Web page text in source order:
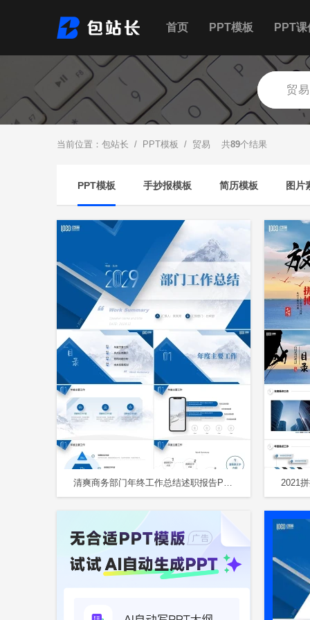
首页 PPT模板 PPT课
当前位置： 包站长 / PPT模板 / 贸易 共89个结果
PPT模板 手抄报模板 简历模板 图片
清爽商务部门年终工作总结述职报告PPT行政年终总结